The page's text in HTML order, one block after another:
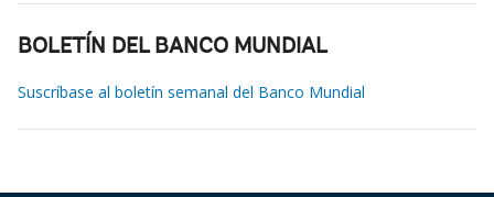
BOLETÍN DEL BANCO MUNDIAL
Suscríbase al boletín semanal del Banco Mundial